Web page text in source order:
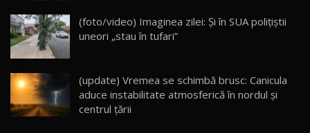
30:08
AutoBlog.MD
23:36
20
Noul ZEEKR 7X / Test Drive AutoBlog.MD
29:08
(foto/video) Imaginea zilei: Și în SUA polițiștii
uneori „stau în tufari”
(update) Vremea se schimbă brusc: Canicula
aduce instabilitate atmosferică în nordul și
centrul țării